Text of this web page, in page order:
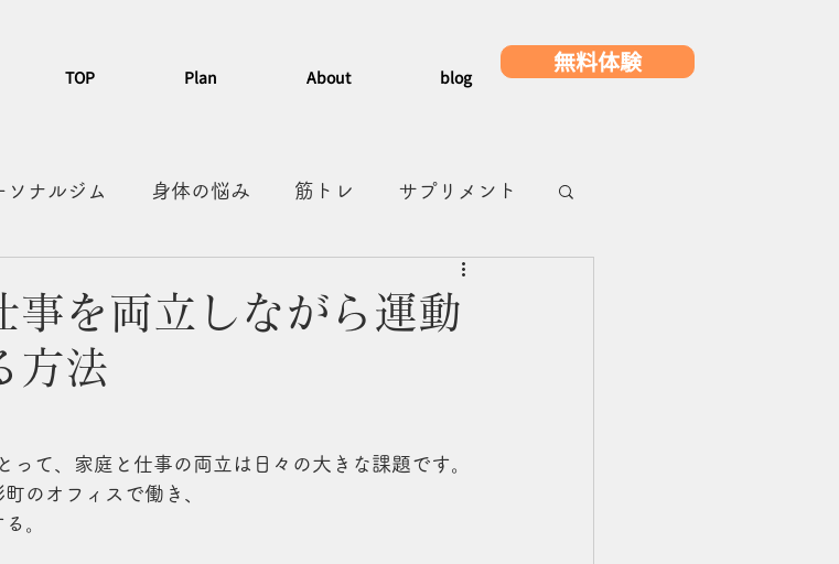
TOP Plan About blog 無料体験
ソナルジム 身体の悩み 筋トレ サプリメント
浜町グルメ
事を両立しながら運動
方法
て、家庭と仕事の両立は日々の大きな課題です。
のオフィスで働き、
。